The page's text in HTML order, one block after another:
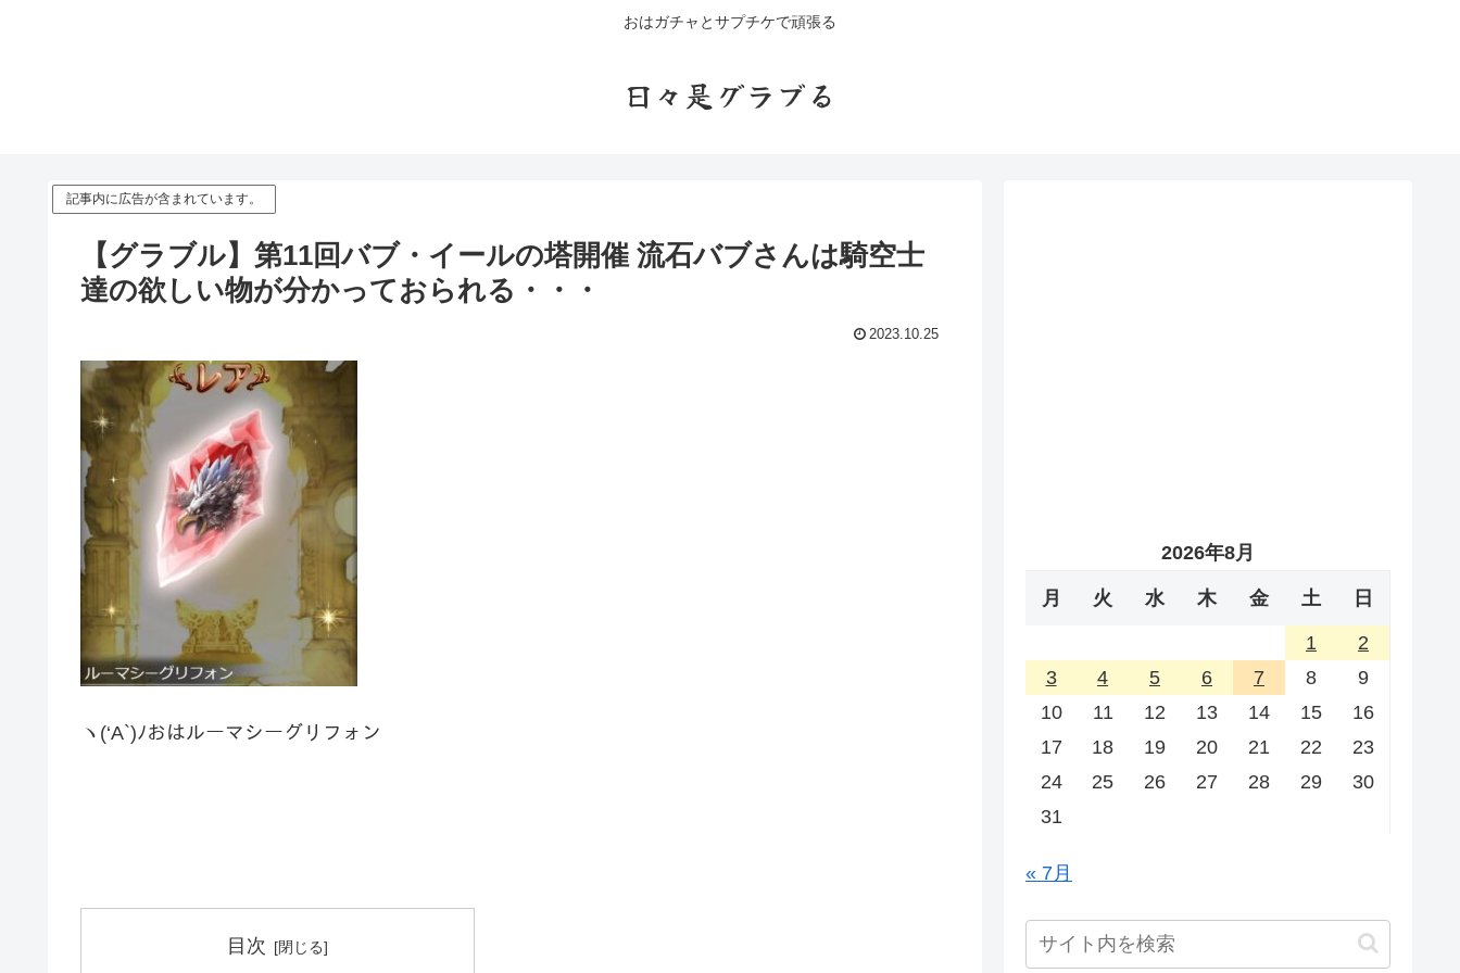
おはガチャとサプチケで頑張る
日々是グラブる
記事内に広告が含まれています。
【グラブル】第11回バブ・イールの塔開催 流石バブさんは騎空士
達の欲しい物が分かっておられる・・・
2023.10.25
ヽ(‘A`)ﾉおはルーマシーグリフォン
目次
2026年8月
月 火 水 木 金 土 日
1
2
3
4 5 6 7 8
9
10
11 12 13 14 15
16
17
18 19 20 21 22
23
24
25 26 27 28 29
30
31
« 7月